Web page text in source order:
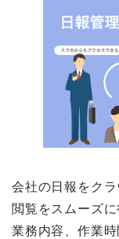
会社の日報をク
閲覧をスムーズ
業務内容、作業